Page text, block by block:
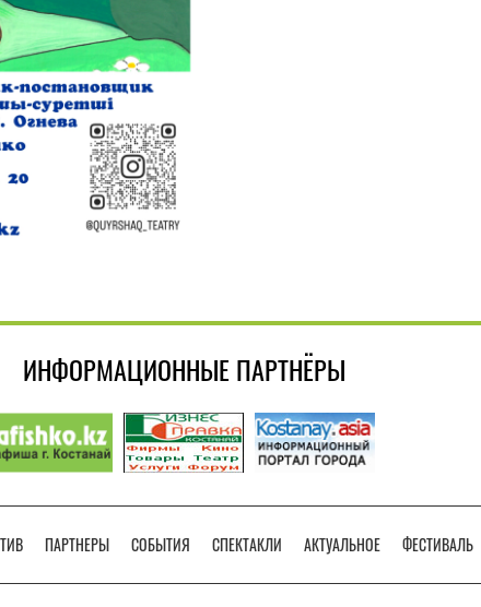
ИНФОРМАЦИОННЫЕ ПАРТНЁРЫ
ПАРТНЕРЫ СОБЫТИЯ СПЕКТАКЛИ АКТУАЛЬНОЕ ФЕСТИВАЛЬ